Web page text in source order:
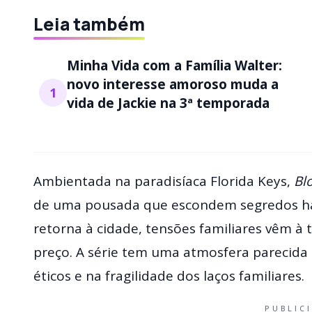
Leia também
1
Minha Vida com a Família Walter:
novo interesse amoroso muda a
vida de Jackie na 3ª temporada
Ambientada na paradisíaca Florida Keys,
de uma pousada que escondem segredos
retorna à cidade, tensões familiares vêm à
preço. A série tem uma atmosfera
éticos e na fragilidade dos laços familiares.